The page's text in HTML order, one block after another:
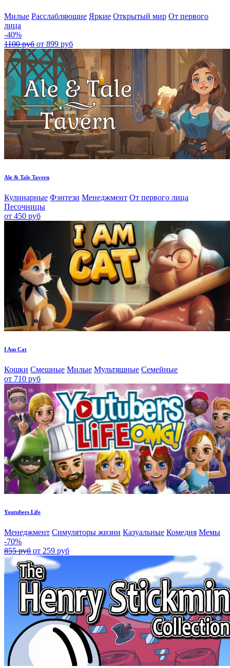
Милые Расслабляющие Яркие Открытый мир От первого
лица
-40%
1100 руб от 899 руб
Ale & Tale Tavern
Кулинарные Фэнтези Менеджмент От первого лица
Песочницы
от 450 руб
I Am Cat
Кошки Смешные Милые Мультяшные Семейные
от 710 руб
Youtubers Life
Менеджмент Симуляторы жизни Казуальные Комедия Мемы
-70%
855 руб от 259 руб